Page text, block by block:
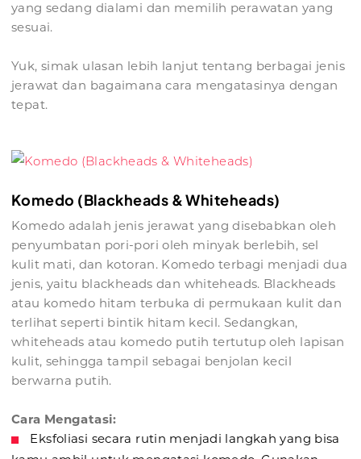
yang sedang dialami dan memilih perawatan yang
sesuai.
Yuk, simak ulasan lebih lanjut tentang berbagai jenis
jerawat dan bagaimana cara mengatasinya dengan
tepat.
Komedo (Blackheads & Whiteheads)
Komedo adalah jenis jerawat yang disebabkan oleh
penyumbatan pori-pori oleh minyak berlebih, sel
kulit mati, dan kotoran. Komedo terbagi menjadi dua
jenis, yaitu blackheads dan whiteheads. Blackheads
atau komedo hitam terbuka di permukaan kulit dan
terlihat seperti bintik hitam kecil. Sedangkan,
whiteheads atau komedo putih tertutup oleh lapisan
kulit, sehingga tampil sebagai benjolan kecil
berwarna putih.
Cara Mengatasi:
Eksfoliasi secara rutin menjadi langkah yang bisa